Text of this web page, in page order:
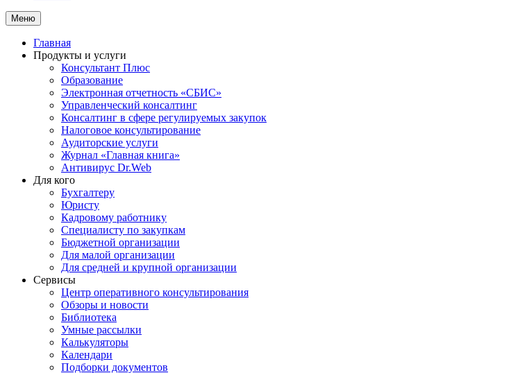
Меню
Главная
Продукты и услуги
Консультант Плюс
Образование
Электронная отчетность «СБИС»
Управленческий консалтинг
Консалтинг в сфере регулируемых закупок
Налоговое консультирование
Аудиторские услуги
Журнал «Главная книга»
Антивирус Dr.Web
Для кого
Бухгалтеру
Юристу
Кадровому работнику
Специалисту по закупкам
Бюджетной организации
Для малой организации
Для средней и крупной организации
Сервисы
Центр оперативного консультирования
Обзоры и новости
Библиотека
Умные рассылки
Калькуляторы
Календари
Подборки документов